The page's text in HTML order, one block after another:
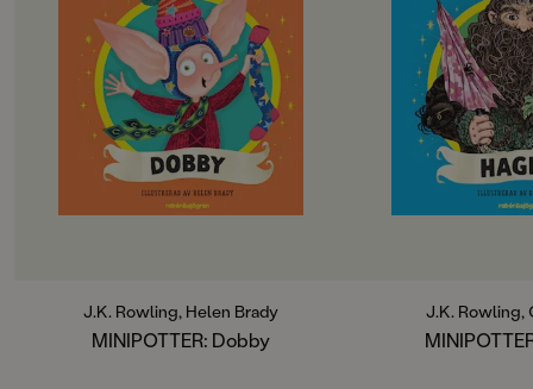
För de nya Harry Potter-läsarna
som ännu inte upptäckt
trollkarlsvärlden!
När träffades Dobby och Harry
Potter? Varför är strumpor det bästa
Dobby vet, och hur fick han jobb på
Hogwarts?I serien MINIPOTTER
kan du läsa mer om Dobby och de
andra karaktärerna i J.K. Rowlings
fantastiska trollkarlsvärld. Gör dig
och vänskap
väntar!Fyrfärgsillustrationer av
J.K. Rowling, Helen Brady
MINIPOTTER: Dobby
För de nya Harry
som ännu inte
trollkarlsvärlden!
Vad har Hagrid i
många husdjur har
undervisar han i
serien
mer om Hagrid
karaktärerna i J.K.
fantastiska
...En värld av
vänskap
J.K. Rowling,